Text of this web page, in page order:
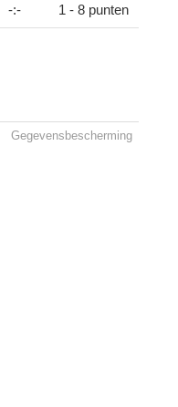
-:- 1 - 8 punten
Gegevensbescherming